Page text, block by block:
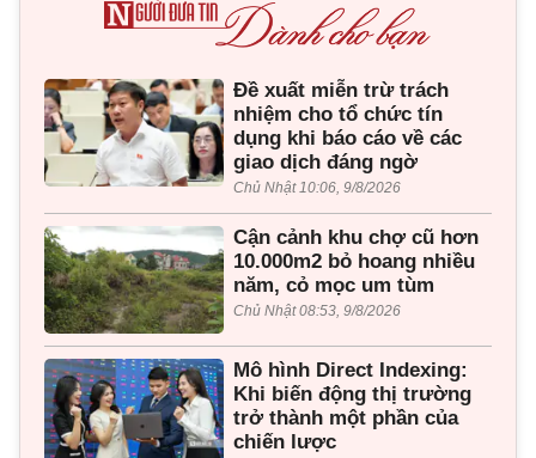
Đề xuất miễn trừ trách
nhiệm cho tổ chức tín
dụng khi báo cáo về các
giao dịch đáng ngờ
Chủ Nhật 10:06, 9/8/2026
Cận cảnh khu chợ cũ hơn
10.000m2 bỏ hoang nhiều
năm, cỏ mọc um tùm
Chủ Nhật 08:53, 9/8/2026
Mô hình Direct Indexing:
Khi biến động thị trường
trở thành một phần của
chiến lược